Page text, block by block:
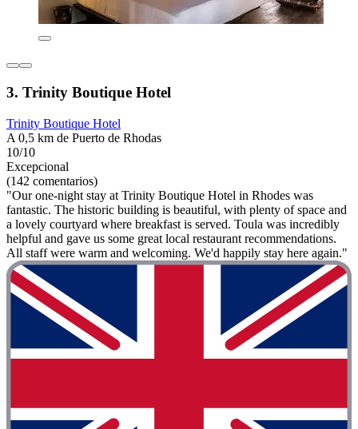
3. Trinity Boutique Hotel
Trinity Boutique Hotel
A 0,5 km de Puerto de Rhodas
10/10
Excepcional
(142 comentarios)
"Our one-night stay at Trinity Boutique Hotel in Rhodes was
fantastic. The historic building is beautiful, with plenty of space and
a lovely courtyard where breakfast is served. Toula was incredibly
helpful and gave us some great local restaurant recommendations.
All staff were warm and welcoming. We'd happily stay here again."